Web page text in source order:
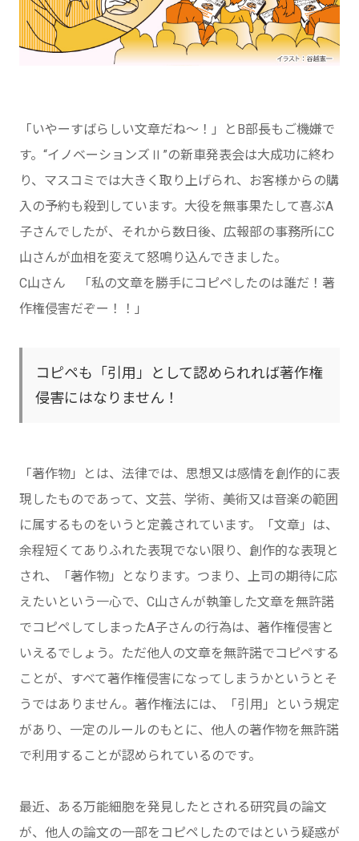
「いやーすばらしい文章だね～！」とB部長もご機嫌で
す。“イノベーションズⅡ”の新車発表会は大成功に終わ
り、マスコミでは大きく取り上げられ、お客様からの購
入の予約も殺到しています。大役を無事果たして喜ぶA
子さんでしたが、それから数日後、広報部の事務所にC
山さんが血相を変えて怒鳴り込んできました。
C山さん 「私の文章を勝手にコピペしたのは誰だ！著
作権侵害だぞー！！」
コピペも「引用」として認められれば著作権
侵害にはなりません！
「著作物」とは、法律では、思想又は感情を創作的に表
現したものであって、文芸、学術、美術又は音楽の範囲
に属するものをいうと定義されています。「文章」は、
余程短くてありふれた表現でない限り、創作的な表現と
され、「著作物」となります。つまり、上司の期待に応
えたいという一心で、C山さんが執筆した文章を無許諾
でコピペしてしまったA子さんの行為は、著作権侵害と
いえるでしょう。ただ他人の文章を無許諾でコピペする
ことが、すべて著作権侵害になってしまうかというとそ
うではありません。著作権法には、「引用」という規定
があり、一定のルールのもとに、他人の著作物を無許諾
で利用することが認められているのです。
最近、ある万能細胞を発見したとされる研究員の論文
が、他人の論文の一部をコピペしたのではという疑惑が